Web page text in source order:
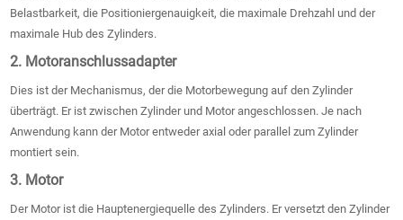
Belastbarkeit, die Positioniergenauigkeit, die maximale Drehzahl und der
maximale Hub des Zylinders.
2. Motoranschlussadapter
Dies ist der Mechanismus, der die Motorbewegung auf den Zylinder
überträgt. Er ist zwischen Zylinder und Motor angeschlossen. Je nach
Anwendung kann der Motor entweder axial oder parallel zum Zylinder
montiert sein.
3. Motor
Der Motor ist die Hauptenergiequelle des Zylinders. Er versetzt den Zylinder